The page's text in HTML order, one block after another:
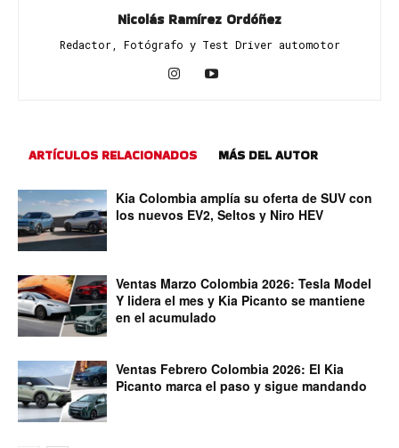
Nicolás Ramírez Ordóñez
Redactor, Fotógrafo y Test Driver automotor
ARTÍCULOS RELACIONADOS MÁS DEL AUTOR
Kia Colombia amplía su oferta de SUV con
los nuevos EV2, Seltos y Niro HEV
Ventas Marzo Colombia 2026: Tesla Model
Y lidera el mes y Kia Picanto se mantiene
en el acumulado
Ventas Febrero Colombia 2026: El Kia
Picanto marca el paso y sigue mandando